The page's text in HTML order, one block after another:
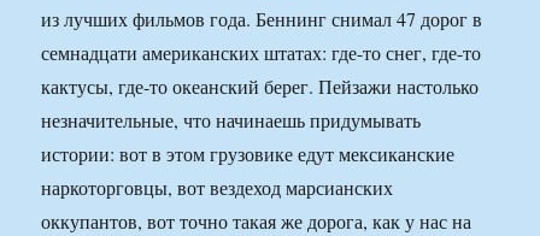
из лучших фильмов года. Беннинг снимал 47 дорог в
семнадцати американских штатах: где-то снег, где-то
кактусы, где-то океанский берег. Пейзажи настолько
незначительные, что начинаешь придумывать
истории: вот в этом грузовике едут мексиканские
наркоторговцы, вот вездеход марсианских
оккупантов, вот точно такая же дорога, как у нас на